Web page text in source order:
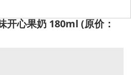
开心果奶 180ml (原价：